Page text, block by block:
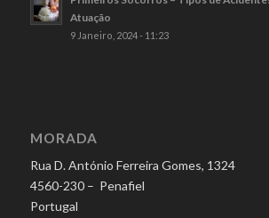
Atuação
9 Janeiro, 2024 - 11:23
MORADA
Rua D. António Ferreira Gomes, 1324
4560-230 – Penafiel
Portugal